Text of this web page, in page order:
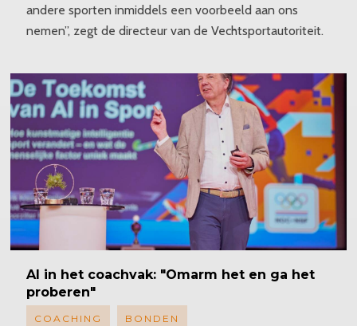
andere sporten inmiddels een voorbeeld aan ons
nemen”, zegt de directeur van de Vechtsportautoriteit.
AI in het coachvak: "Omarm het en ga het
proberen"
COACHING BONDEN